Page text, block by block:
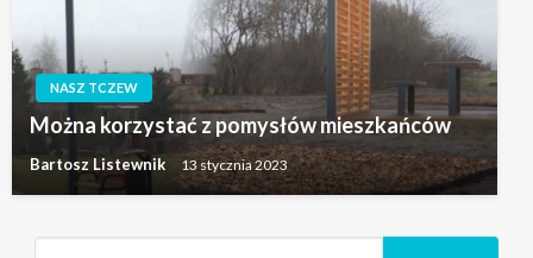
NASZ TCZEW
Można korzystać z pomysłów mieszkańców
Bartosz Listewnik 13 stycznia 2023